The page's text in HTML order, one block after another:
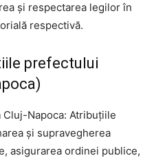
și respectarea legilor în
respectivă.
prefectului
Napoca: Atribuțiile
și supravegherea
asigurarea ordinei publice,